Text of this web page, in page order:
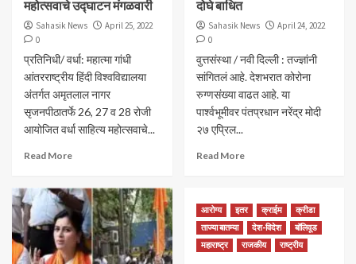
महोत्‍सवाचे उद्घाटन मंगळवारी
Sahasik News
April 25, 2022
0
प्रतिनिधी/ वर्धा: महात्मा गांधी
आंतरराष्ट्रीय हिंदी विश्‍वविद्यालया
अंतर्गत अमृतलाल नागर
सृजनपीठातर्फे 26, 27 व 28 रोजी
आयोजित वर्धा साहित्‍य महोत्‍सवाचे...
Read More
दोघे बाधित
Sahasik News
April 24, 2022
0
वुत्तसंस्था / नवी दिल्ली : तज्ज्ञांनी
सांगितलं आहे. देशभरात कोरोना
रुग्णसंख्या वाढत आहे. या
पार्श्वभूमीवर पंतप्रधान नरेंद्र मोदी
२७ एप्रिल...
Read More
आरोग्य इतर क्राईम
क्रीडा
ताज्या बातम्या
देश-विदेश
बॉलिवूड
महाराष्ट्र
राजकीय राष्ट्रीय